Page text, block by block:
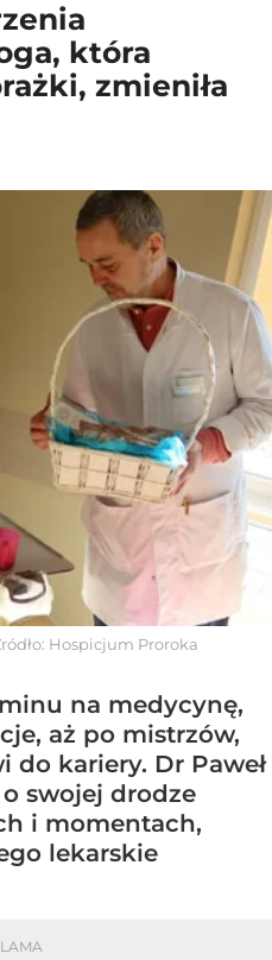
która
zmieniła
Hospicjum Proroka
na medycynę,
aż po mistrzów,
kariery. Dr Paweł
swojej drodze
i momentach,
lekarskie